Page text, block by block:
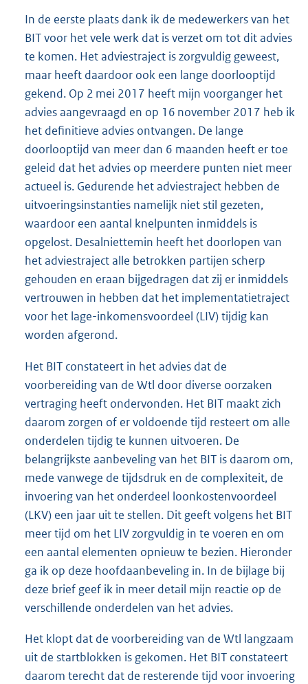
In de eerste plaats dank ik de medewerkers van het
BIT voor het vele werk dat is verzet om tot dit advies
te komen. Het adviestraject is zorgvuldig geweest,
maar heeft daardoor ook een lange doorlooptijd
gekend. Op 2 mei 2017 heeft mijn voorganger het
advies aangevraagd en op 16 november 2017 heb ik
het definitieve advies ontvangen. De lange
doorlooptijd van meer dan 6 maanden heeft er toe
geleid dat het advies op meerdere punten niet meer
actueel is. Gedurende het adviestraject hebben de
uitvoeringsinstanties namelijk niet stil gezeten,
waardoor een aantal knelpunten inmiddels is
opgelost. Desalniettemin heeft het doorlopen van
het adviestraject alle betrokken partijen scherp
gehouden en eraan bijgedragen dat zij er inmiddels
vertrouwen in hebben dat het implementatietraject
voor het lage-inkomensvoordeel (LIV) tijdig kan
worden afgerond.
Het BIT constateert in het advies dat de
voorbereiding van de Wtl door diverse oorzaken
vertraging heeft ondervonden. Het BIT maakt zich
daarom zorgen of er voldoende tijd resteert om alle
onderdelen tijdig te kunnen uitvoeren. De
belangrijkste aanbeveling van het BIT is daarom om,
mede vanwege de tijdsdruk en de complexiteit, de
invoering van het onderdeel loonkostenvoordeel
(LKV) een jaar uit te stellen. Dit geeft volgens het BIT
meer tijd om het LIV zorgvuldig in te voeren en om
een aantal elementen opnieuw te bezien. Hieronder
ga ik op deze hoofdaanbeveling in. In de bijlage bij
deze brief geef ik in meer detail mijn reactie op de
verschillende onderdelen van het advies.
Het klopt dat de voorbereiding van de Wtl langzaam
uit de startblokken is gekomen. Het BIT constateert
daarom terecht dat de resterende tijd voor invoering